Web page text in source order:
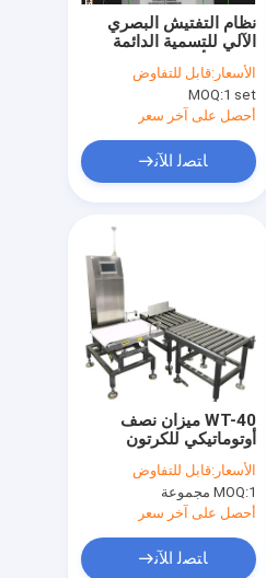
نظام التفتيش البصري
الآلي للتسمية الدائمة
عالية الأداء
الأسعار:قابل للتفاوض
MOQ:1 set
أحصل على آخر سعر
ﺎﺘﺼﻟ ﺍﻶﻧ
WT-40 ميزان نصف
أوتوماتيكي للكرتون
الأسعار:قابل للتفاوض
MOQ:1 مجموعة
أحصل على آخر سعر
ﺎﺘﺼﻟ ﺍﻶﻧ